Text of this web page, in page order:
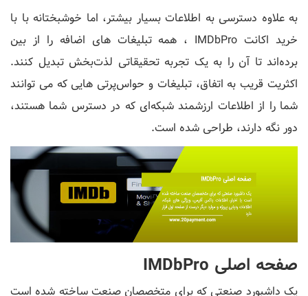
به علاوه دسترسی به اطلاعات بسیار بیشتر، اما خوشبختانه با با
خرید اکانت IMDbPro ، همه تبلیغات های اضافه را از بین
برده‌اند تا آن را به یک تجربه تحقیقاتی لذت‌بخش تبدیل کنند.
اکثریت قریب به اتفاق، تبلیغات و حواس‌پرتی ‌هایی که می ‌توانند
شما را از اطلاعات ارزشمند شبکه‌ای که در دسترس شما هستند،
دور نگه دارند، طراحی شده است.
صفحه اصلی IMDbPro
یک داشبورد صنعتی که برای متخصصان صنعت ساخته شده است